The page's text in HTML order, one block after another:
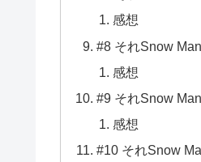
感想
#8 それSnow
感想
#9 それSnow
感想
#10 それSnow